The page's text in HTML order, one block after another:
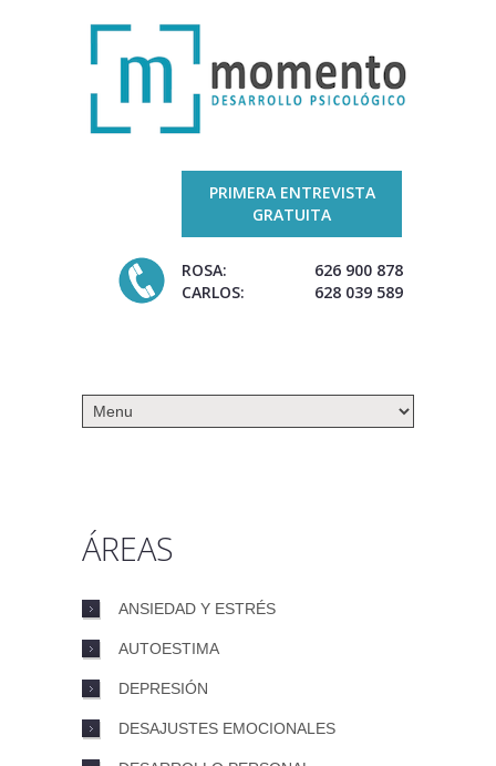
PRIMERA ENTREVISTA
GRATUITA
ROSA:
626 900 878
CARLOS:
628 039 589
ÁREAS
ANSIEDAD Y ESTRÉS
AUTOESTIMA
DEPRESIÓN
DESAJUSTES EMOCIONALES